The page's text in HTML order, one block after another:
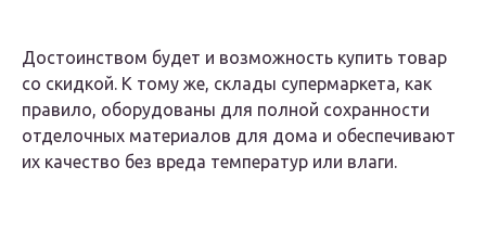
Достоинством будет и возможность купить товар
со скидкой. К тому же, склады супермаркета, как
правило, оборудованы для полной сохранности
отделочных материалов для дома и обеспечивают
их качество без вреда температур или влаги.